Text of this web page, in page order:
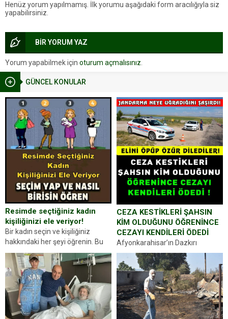
GÜNCEL KONULAR
Resimde seçtiğiniz kadın
kişiliğinizi ele veriyor!
Bir kadın seçin ve kişiliğiniz
hakkındaki her şeyi öğrenin. Bu
kez karşınıza oldukça farklı bir
kişilik testiyle çıkıyoruz. Resimde
gördüğünüz kadın figürlerinden
dikkatinizi en...
CEZA KESTİKLERİ ŞAHSIN
KİM OLDUĞUNU ÖĞRENİNCE
CEZAYI KENDİLERİ ÖDEDİ
Afyonkarahisar’ın Dazkırı
ilçesinde trafik uygulaması
yapan jandarma ekipleri
durdurdukları bir otomobilin
sürücüsünden ehliyet ve ruhsat
sorup belgelerini istedi. Sürücü
Abdurrahman Ö.nün verdiği
evraklarda eksik olduğunu...
Henüz yorum yapılmamış. İlk yorumu aşağıdaki form aracılığıyla siz
yapabilirsiniz.
BİR YORUM YAZ
Yorum yapabilmek için oturum açmalısınız.